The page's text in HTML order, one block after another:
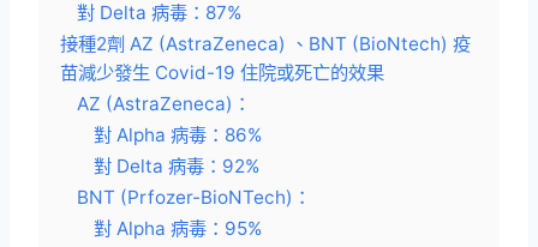
對 Delta 病毒：87%
接種2劑 AZ (AstraZeneca) 、BNT (BioNtech) 疫
苗減少發生 Covid-19 住院或死亡的效果
AZ (AstraZeneca)：
對 Alpha 病毒：86%
對 Delta 病毒：92%
BNT (Prfozer-BioNTech)：
對 Alpha 病毒：95%